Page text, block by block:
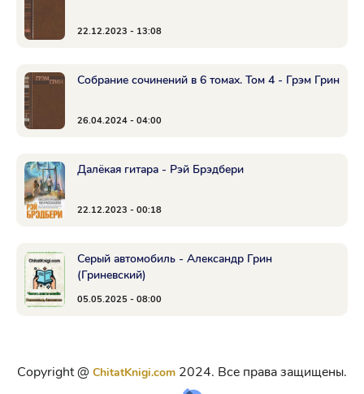
22.12.2023 - 13:08
Собрание сочинений в 6 томах. Том 4 - Грэм Грин
26.04.2024 - 04:00
Далёкая гитара - Рэй Брэдбери
22.12.2023 - 00:18
Серый автомобиль - Александр Грин
(Гриневский)
05.05.2025 - 08:00
Copyright @ ChitatKnigi.com 2024. Все права защищены.